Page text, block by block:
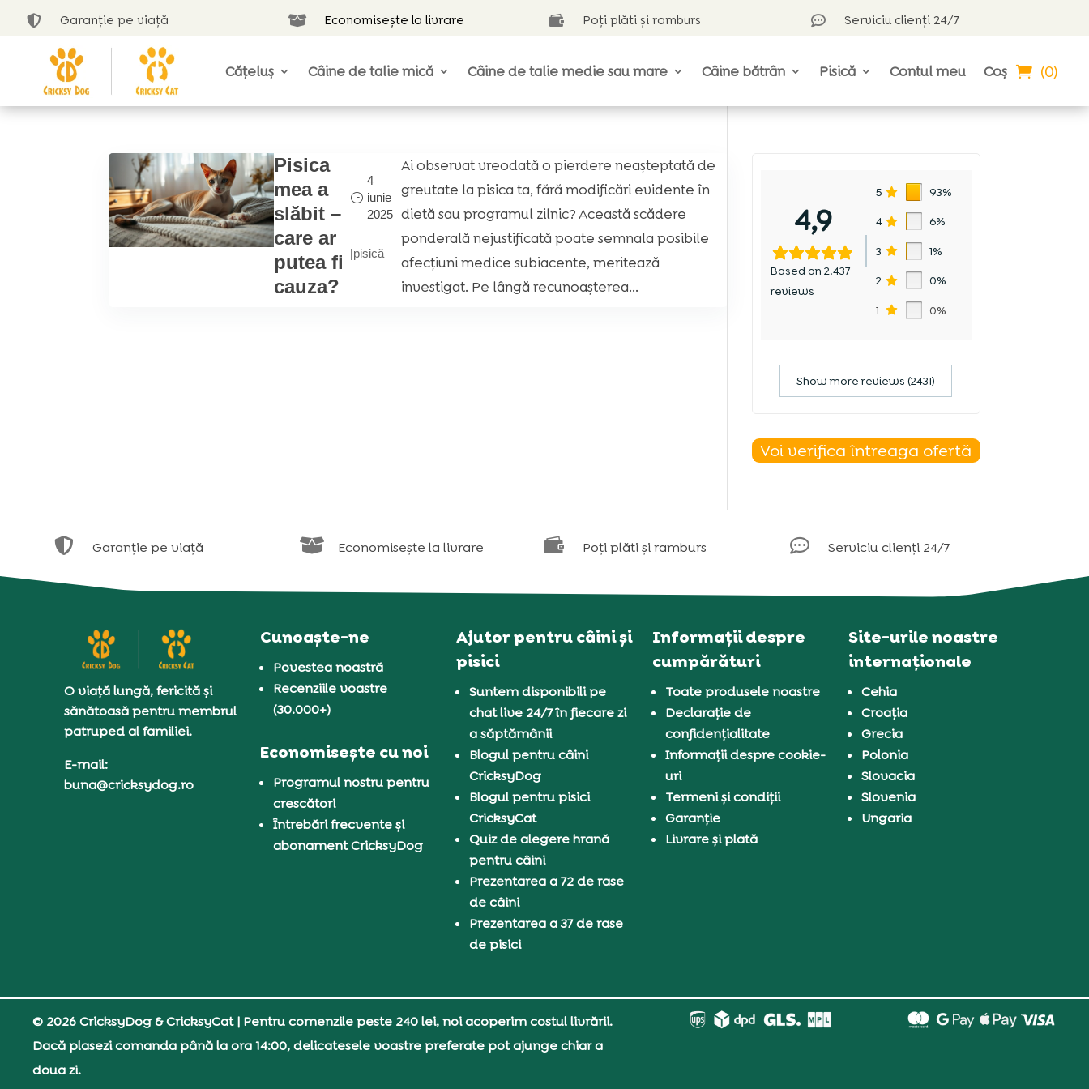
 Garanție pe viață  Economisește la livrare  Poți plăti și ramburs  Serviciu clienți 24/7
Cățeluș Câine de talie mică Câine de talie medie sau mare Câine bătrân Pisică Contul meu Coș (0)
Pisica
mea a
slăbit –
care ar
putea fi
cauza?
4
iunie
2025
|pisică
Ai observat vreodată o pierdere neașteptată de
greutate la pisica ta, fără modificări evidente în
dietă sau programul zilnic? Această scădere
ponderală nejustificată poate semnala posibile
afecțiuni medice subiacente, meritează
investigat. Pe lângă recunoașterea...
4,9
Based on 2.437
reviews
5 93%
4 6%
3 1%
2 0%
1 0%
Show more reviews (2431)
Voi verifica întreaga ofertă
 Garanție pe viață  Economisește la livrare  Poți plăti și ramburs  Serviciu clienți 24/7
O viață lungă, fericită și
sănătoasă pentru membrul
patruped al familiei.
E-mail:
buna@cricksydog.ro
Cunoaște-ne
Povestea noastră
Recenziile voastre
(30.000+)
Economisește cu noi
Programul nostru pentru
crescători
Întrebări frecvente și
abonament CricksyDog
Ajutor pentru câini și
pisici
Suntem disponibili pe
chat live 24/7 în fiecare zi
a săptămânii
Blogul pentru câini
CricksyDog
Blogul pentru pisici
CricksyCat
Quiz de alegere hrană
pentru câini
Prezentarea a 72 de rase
de câini
Prezentarea a 37 de rase
de pisici
Informații despre
cumpărături
Toate produsele noastre
Declarație de
confidențialitate
Informații despre cookie-
uri
Termeni și condiții
Garanție
Livrare și plată
Site-urile noastre
internaționale
Cehia
Croația
Grecia
Polonia
Slovacia
Slovenia
Ungaria
© 2026 CricksyDog & CricksyCat| Pentru comenzile peste 240 lei, noi acoperim costul livrării.
Dacă plasezi comanda până la ora 14:00, delicatesele voastre preferate pot ajunge chiar a
doua zi.